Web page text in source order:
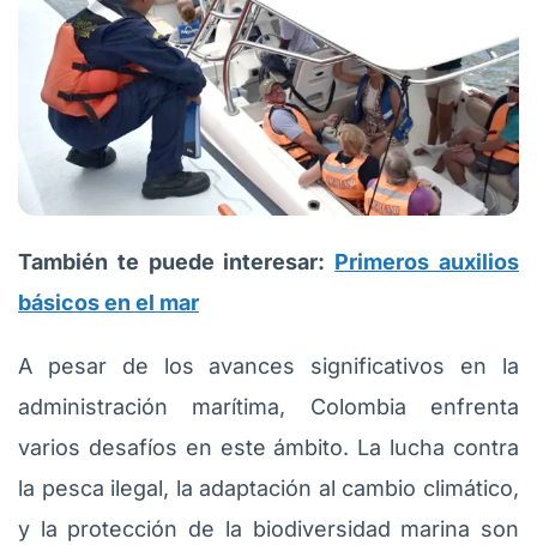
También te puede interesar: Primeros auxilios
básicos en el mar
A pesar de los avances significativos en la
administración marítima, Colombia enfrenta
varios desafíos en este ámbito. La lucha contra
la pesca ilegal, la adaptación al cambio climático,
y la protección de la biodiversidad marina son